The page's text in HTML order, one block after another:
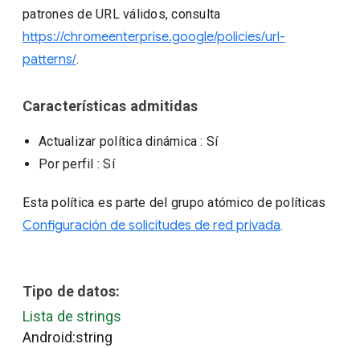
patrones de URL válidos, consulta
https://chromeenterprise.google/policies/url-
patterns/.
Características admitidas
Actualizar política dinámica : Sí
Por perfil : Sí
Esta política es parte del grupo atómico de políticas
Configuración de solicitudes de red privada.
Tipo de datos:
Lista de strings
Android:string